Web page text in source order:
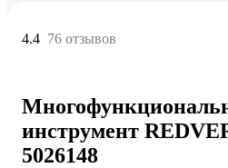
4.4 76 отзывов
инструмент
5026148